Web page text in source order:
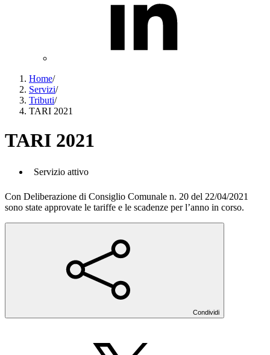
Home/
Servizi/
Tributi/
TARI 2021
TARI 2021
Servizio attivo
Con Deliberazione di Consiglio Comunale n. 20 del 22/04/2021
sono state approvate le tariffe e le scadenze per l’anno in corso.
Condividi